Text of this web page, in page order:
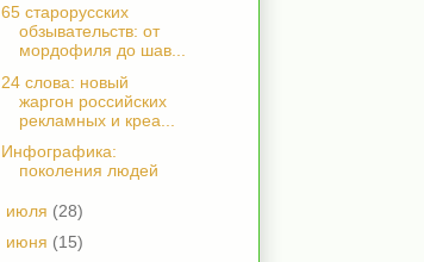
65 старорусских
обзывательств: от
мордофиля до шав...
24 слова: новый
жаргон российских
рекламных и креа...
Инфографика:
поколения людей
июля (28)
июня (15)